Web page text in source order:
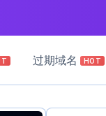
过期域名 HOT